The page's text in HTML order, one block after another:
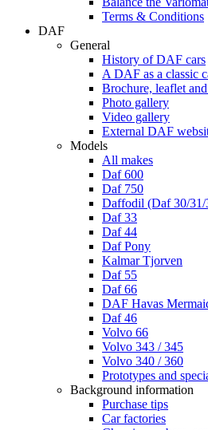
Terms & Conditions
DAF
General
History of DAF cars
A DAF as a classic
Brochure, leaflet
Photo gallery
Video gallery
External DAF
Models
All makes
Daf 600
Daf 750
Daffodil (Daf 30/31/
Daf 33
Daf 44
Daf Pony
Kalmar Tjorven
Daf 55
Daf 66
DAF Havas
Daf 46
Volvo 66
Volvo 343 / 345
Volvo 340 / 360
Prototypes and
Background information
Purchase tips
Car factories